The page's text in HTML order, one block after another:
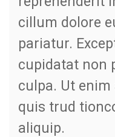
cillum dolore
pariatur.
cupidatat non
culpa. Ut
quis trud
aliquip.